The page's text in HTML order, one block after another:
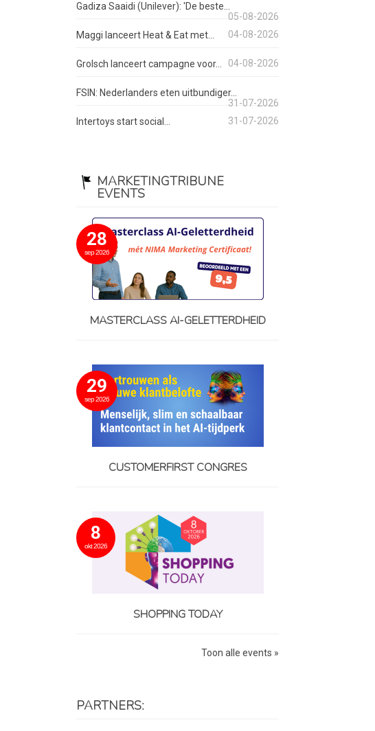
Gadiza Saaidi (Unilever): 'De beste...
05-08-2026
Maggi lanceert Heat & Eat met...
04-08-2026
Grolsch lanceert campagne voor... 04-08-2026
FSIN: Nederlanders eten uitbundiger...
31-07-2026
Intertoys start social...
31-07-2026
MARKETINGTRIBUNE
EVENTS
28
sep 2026
MASTERCLASS AI-GELETTERDHEID
29
sep 2026
CUSTOMERFIRST CONGRES
8
okt 2026
SHOPPING TODAY
Toon alle events »
PARTNERS: